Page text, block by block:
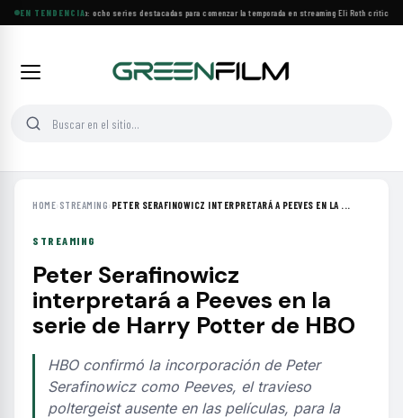
EN TENDENCIA
Estrenos de agosto: ocho series destacadas para comenzar la temporada en streaming·Eli Roth critica el
HOME› STREAMING› PETER SERAFINOWICZ INTERPRETARÁ A PEEVES EN LA ...
STREAMING
Peter Serafinowicz
interpretará a Peeves en la
serie de Harry Potter de HBO
HBO confirmó la incorporación de Peter
Serafinowicz como Peeves, el travieso
poltergeist ausente en las películas, para la